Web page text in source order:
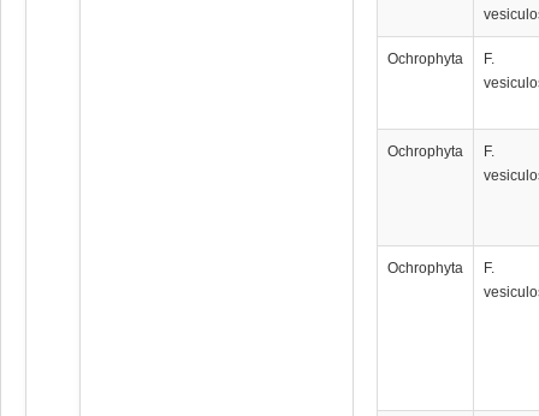
Ochrophyta
F.
Ochrophyta
F.
Ochrophyta
F.